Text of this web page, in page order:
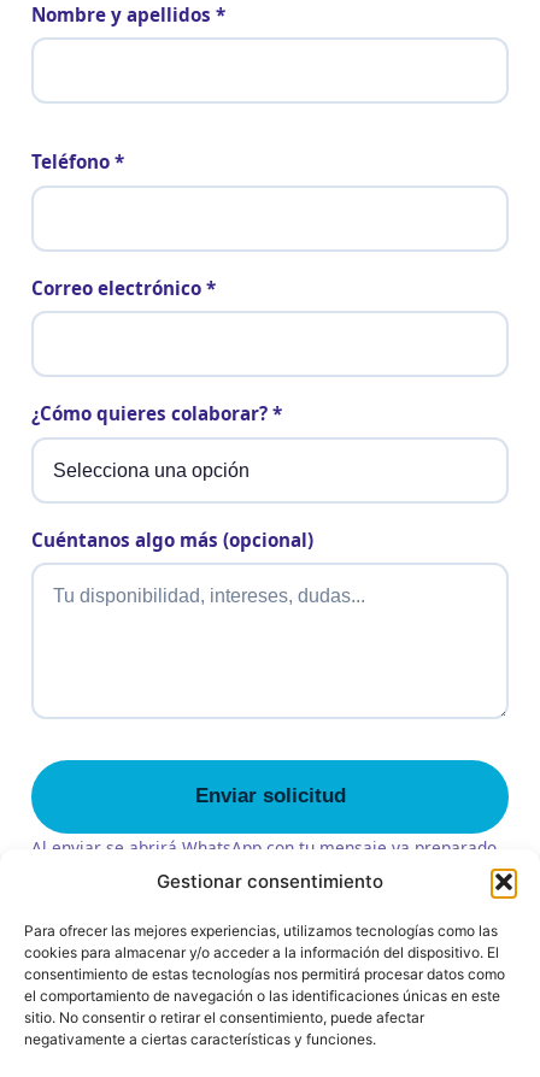
Gestionar consentimiento
Para ofrecer las mejores experiencias, utilizamos tecnologías como las
cookies para almacenar y/o acceder a la información del dispositivo. El
consentimiento de estas tecnologías nos permitirá procesar datos como
el comportamiento de navegación o las identificaciones únicas en este
sitio. No consentir o retirar el consentimiento, puede afectar
negativamente a ciertas características y funciones.
Nombre y apellidos *
Teléfono *
Correo electrónico *
¿Cómo quieres colaborar? *
Cuéntanos algo más (opcional)
Enviar solicitud
Al enviar se abrirá WhatsApp con tu mensaje ya preparado
para confirmarlo.
© 2026 Asociación de Autismo Zamora · NIF